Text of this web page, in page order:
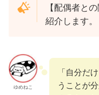
【配偶者と
紹介します。
ゆめねこ
「自分だ
うことが